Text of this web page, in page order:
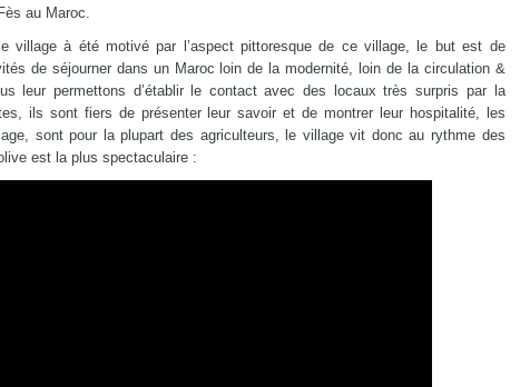
au Maroc.
village à été motivé par l’aspect pittoresque de ce village, le but est de
de séjourner dans un Maroc loin de la modernité, loin de la circulation &
leur permettons d’établir le contact avec des locaux très surpris par la
ils sont fiers de présenter leur savoir et de montrer leur hospitalité, les
sont pour la plupart des agriculteurs, le village vit donc au rythme des
est la plus spectaculaire :